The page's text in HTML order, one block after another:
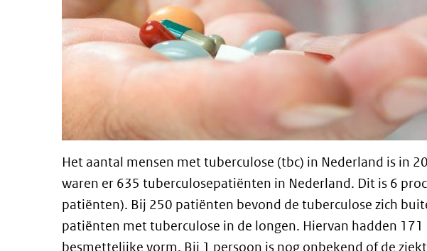
Het aantal mensen met tuberculose (tbc) in Nederland is in
waren er 635 tuberculosepatiënten in Nederland. Dit is 6
patiënten). Bij 250 patiënten bevond de tuberculose zich
patiënten met tuberculose in de longen. Hiervan hadden
besmettelijke vorm. Bij 1 persoon is nog onbekend of de